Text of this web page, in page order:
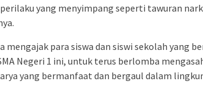
yang menyimpang seperti tawuran
mengajak para siswa dan siswi sekolah yang
Negeri 1 ini, untuk terus berlomba
yang bermanfaat dan bergaul dalam